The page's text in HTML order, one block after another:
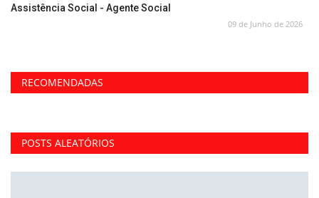
Assistência Social - Agente Social
09 de Junho de 2026
RECOMENDADAS
POSTS ALEATÓRIOS